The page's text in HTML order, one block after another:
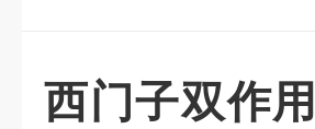
西门子双作